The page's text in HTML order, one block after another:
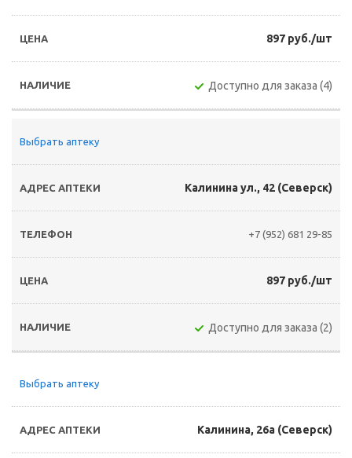
897 руб./шт
Доступно для заказа (4)
Выбрать аптеку
Калинина ул., 42 (Северск)
+7 (952) 681 29-85
897 руб./шт
Доступно для заказа (2)
Выбрать аптеку
Калинина, 26а (Северск)